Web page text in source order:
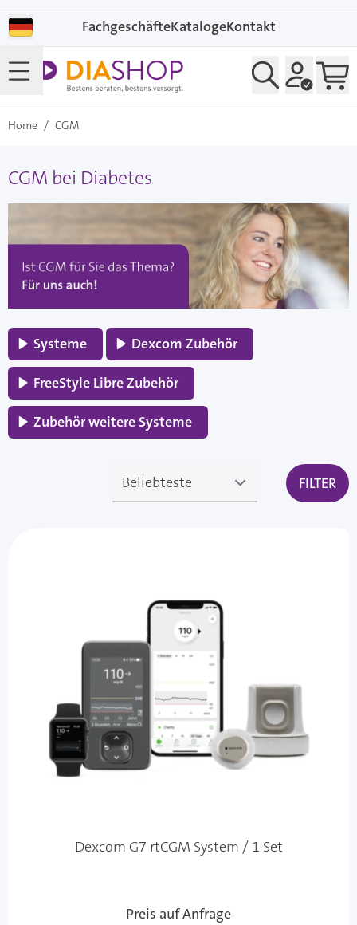
FachgeschäfteKatalogeKontakt
Home / CGM
CGM bei Diabetes
Systeme Dexcom Zubehör
FreeStyle Libre Zubehör
Zubehör weitere Systeme
FILTER
Dexcom G7 rtCGM System / 1 Set
Preis auf Anfrage